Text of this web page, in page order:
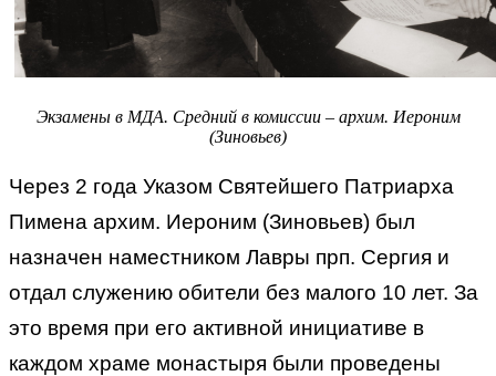
Экзамены в МДА. Средний в комиссии – архим. Иероним
(Зиновьев)
Через 2 года Указом Святейшего Патриарха
Пимена архим. Иероним (Зиновьев) был
назначен наместником Лавры прп. Сергия и
отдал служению обители без малого 10 лет. За
это время при его активной инициативе в
каждом храме монастыря были проведены